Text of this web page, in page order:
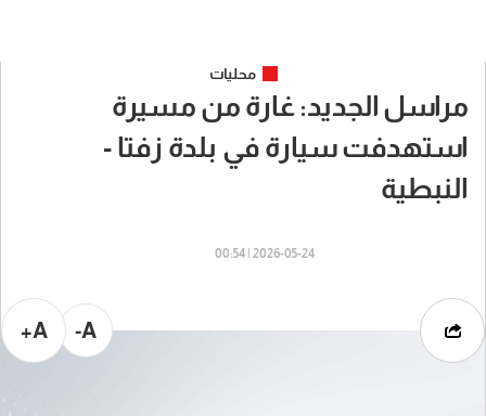
محليات
مراسل الجديد: غارة من مسيرة
استهدفت سيارة في بلدة زفتا -
النبطية
2026-05-24 | 00:54
A-
A+